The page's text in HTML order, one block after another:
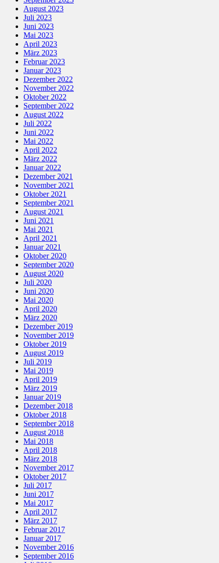
August 2023
Juli 2023
Juni 2023
Mai 2023
April 2023
März 2023
Februar 2023
Januar 2023
Dezember 2022
November 2022
Oktober 2022
September 2022
August 2022
Juli 2022
Juni 2022
Mai 2022
April 2022
März 2022
Januar 2022
Dezember 2021
November 2021
Oktober 2021
September 2021
August 2021
Juni 2021
Mai 2021
April 2021
Januar 2021
Oktober 2020
September 2020
August 2020
Juli 2020
Juni 2020
Mai 2020
April 2020
März 2020
Dezember 2019
November 2019
Oktober 2019
August 2019
Juli 2019
Mai 2019
April 2019
März 2019
Januar 2019
Dezember 2018
Oktober 2018
September 2018
August 2018
Mai 2018
April 2018
März 2018
November 2017
Oktober 2017
Juli 2017
Juni 2017
Mai 2017
April 2017
März 2017
Februar 2017
Januar 2017
November 2016
September 2016